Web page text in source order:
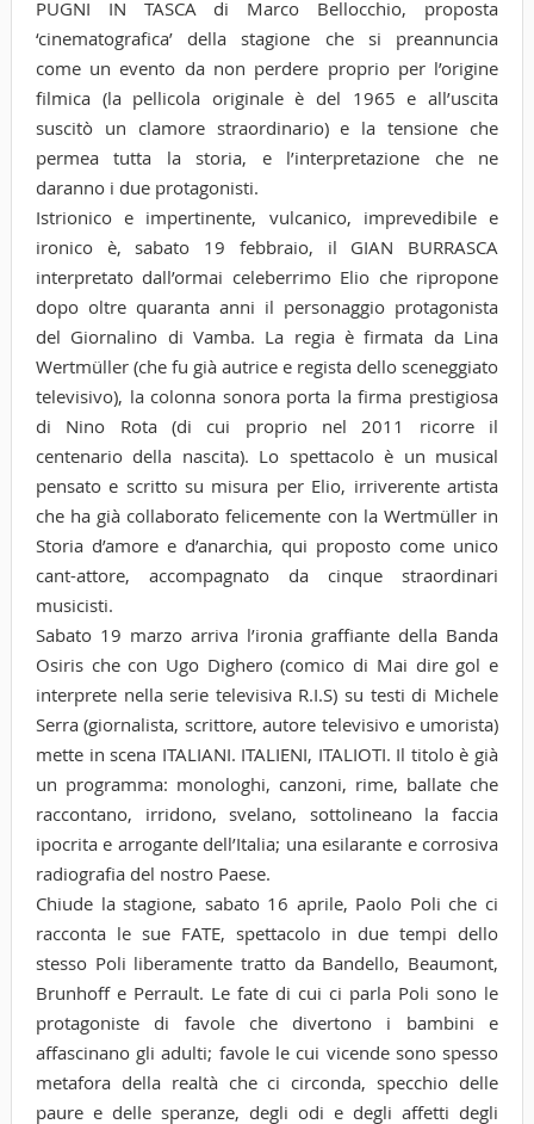
PUGNI IN TASCA di Marco Bellocchio, proposta
‘cinematografica’ della stagione che si preannuncia
come un evento da non perdere proprio per l’origine
filmica (la pellicola originale è del 1965 e all’uscita
suscitò un clamore straordinario) e la tensione che
permea tutta la storia, e l’interpretazione che ne
daranno i due protagonisti.
Istrionico e impertinente, vulcanico, imprevedibile e
ironico è, sabato 19 febbraio, il GIAN BURRASCA
interpretato dall’ormai celeberrimo Elio che ripropone
dopo oltre quaranta anni il personaggio protagonista
del Giornalino di Vamba. La regia è firmata da Lina
Wertmüller (che fu già autrice e regista dello sceneggiato
televisivo), la colonna sonora porta la firma prestigiosa
di Nino Rota (di cui proprio nel 2011 ricorre il
centenario della nascita). Lo spettacolo è un musical
pensato e scritto su misura per Elio, irriverente artista
che ha già collaborato felicemente con la Wertmüller in
Storia d’amore e d’anarchia, qui proposto come unico
cant-attore, accompagnato da cinque straordinari
musicisti.
Sabato 19 marzo arriva l’ironia graffiante della Banda
Osiris che con Ugo Dighero (comico di Mai dire gol e
interprete nella serie televisiva R.I.S) su testi di Michele
Serra (giornalista, scrittore, autore televisivo e umorista)
mette in scena ITALIANI. ITALIENI, ITALIOTI. Il titolo è già
un programma: monologhi, canzoni, rime, ballate che
raccontano, irridono, svelano, sottolineano la faccia
ipocrita e arrogante dell’Italia; una esilarante e corrosiva
radiografia del nostro Paese.
Chiude la stagione, sabato 16 aprile, Paolo Poli che ci
racconta le sue FATE, spettacolo in due tempi dello
stesso Poli liberamente tratto da Bandello, Beaumont,
Brunhoff e Perrault. Le fate di cui ci parla Poli sono le
protagoniste di favole che divertono i bambini e
affascinano gli adulti; favole le cui vicende sono spesso
metafora della realtà che ci circonda, specchio delle
paure e delle speranze, degli odi e degli affetti degli